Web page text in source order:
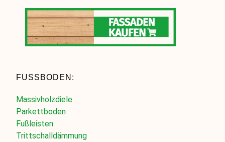
FUSSBODEN:
Massivholzdiele
Parkettboden
Fußleisten
Trittschalldämmung